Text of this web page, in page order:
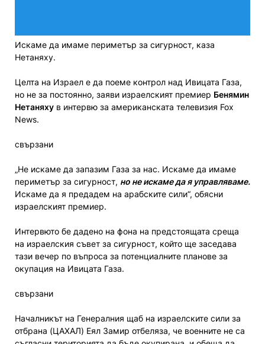
Искаме да имаме периметър за сигурност, каза
Нетаняху.
Целта на Израел е да поеме контрол над Ивицата Газа,
но не за постоянно, заяви израелският премиер Бенямин
Нетаняху в интервю за американската телевизия Fox
News.
свързани
„Не искаме да запазим Газа за нас. Искаме да имаме
периметър за сигурност, но не искаме да я управляваме.
Искаме да я предадем на арабските сили“, обясни
израелският премиер.
Интервюто бе дадено на фона на предстоящата среща
на израелския съвет за сигурност, който ще заседава
тази вечер по въпроса за потенциалните планове за
окупация на Ивицата Газа.
свързани
Началникът на Генералния щаб на израелските сили за
отбрана (ЦАХАЛ) Еял Замир отбеляза, че военните не са